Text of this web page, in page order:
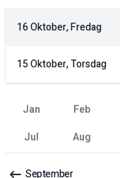
16 Oktober, Fredag
15 Oktober, Torsdag
jan feb
jul
aug
September